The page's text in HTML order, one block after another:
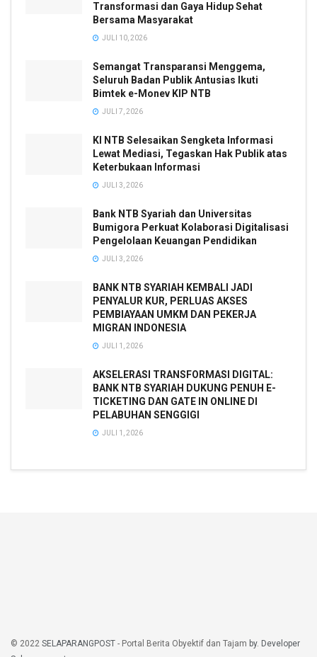
Transformasi dan Gaya Hidup Sehat
Bersama Masyarakat
JULI 10, 2026
Semangat Transparansi Menggema,
Seluruh Badan Publik Antusias Ikuti
Bimtek e-Monev KIP NTB
JULI 7, 2026
KI NTB Selesaikan Sengketa Informasi
Lewat Mediasi, Tegaskan Hak Publik atas
Keterbukaan Informasi
JULI 3, 2026
Bank NTB Syariah dan Universitas
Bumigora Perkuat Kolaborasi Digitalisasi
Pengelolaan Keuangan Pendidikan
JULI 3, 2026
BANK NTB SYARIAH KEMBALI JADI
PENYALUR KUR, PERLUAS AKSES
PEMBIAYAAN UMKM DAN PEKERJA
MIGRAN INDONESIA
JULI 1, 2026
AKSELERASI TRANSFORMASI DIGITAL:
BANK NTB SYARIAH DUKUNG PENUH E-
TICKETING DAN GATE IN ONLINE DI
PELABUHAN SENGGIGI
JULI 1, 2026
© 2022 SELAPARANGPOST - Portal Berita Obyektif dan Tajam by. Developer